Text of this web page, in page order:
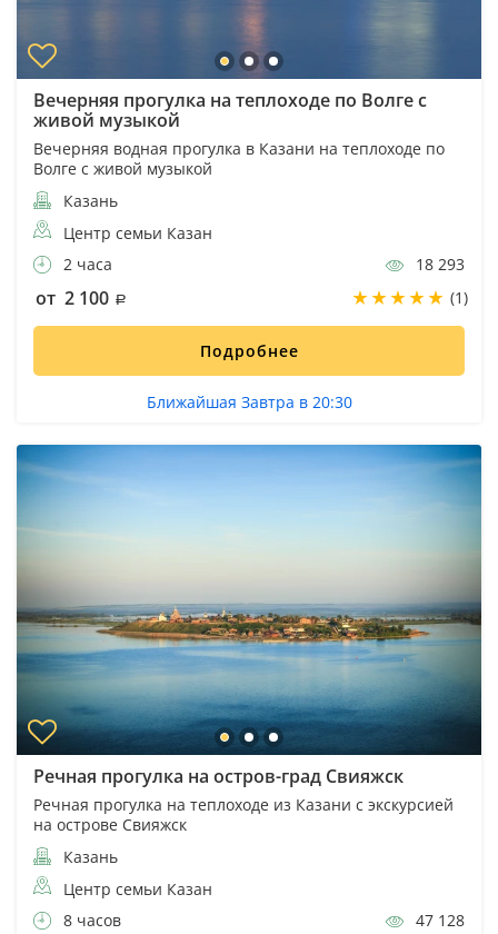
Вечерняя прогулка на теплоходе по Волге с
живой музыкой
Вечерняя водная прогулка в Казани на теплоходе по
Волге с живой музыкой
Казань
Центр семьи Казан
2 часа
18 293
от 2 100 (1)
Подробнее
Ближайшая Завтра в 20:30
Речная прогулка на остров-град Свияжск
Речная прогулка на теплоходе из Казани с экскурсией
на острове Свияжск
Казань
Центр семьи Казан
8 часов
47 128